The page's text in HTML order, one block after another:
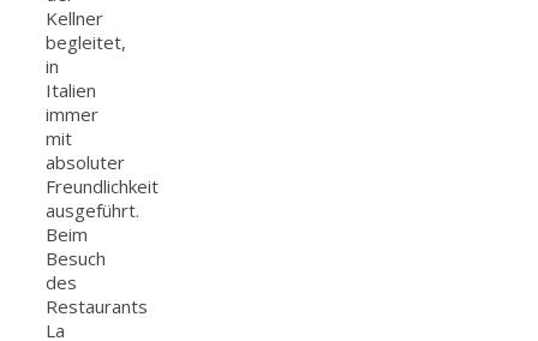
Kellner
begleitet,
in
Italien
immer
mit
absoluter
Freundlichkeit
ausgeführt.
Beim
Besuch
des
Restaurants
La